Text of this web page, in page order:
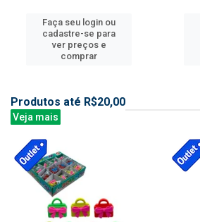
Faça seu login ou
cadastre-se para
ver preços e
comprar
Produtos até R$20,00
Veja mais